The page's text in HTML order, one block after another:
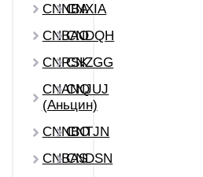
CNNBA
CNXIA
CNBAOCNDQH
CNRSKCNZGG
CNANQ
(Аньцин)
CNJUJ
CNNBO
CNTJN
CNBASCNDSN